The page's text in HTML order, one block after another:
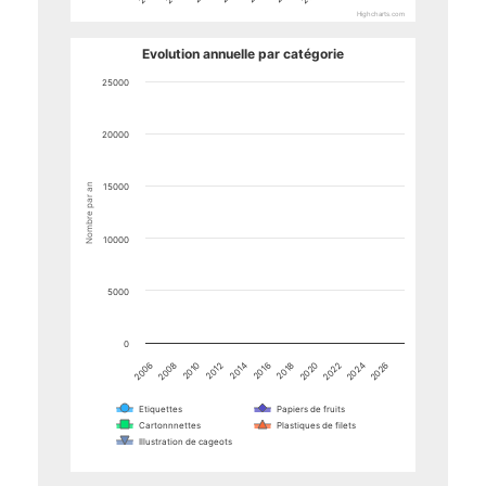
Highcharts.com
Nombre par an
Evolution annuelle par catégorie
Etiquettes
Papiers de fruits
Cartonnnettes
Plastiques de filets
Illustration de cageots
2006 2008 2010 2012 2014 2016 2018 2020 2022 2024 2026
0
5000
10000
15000
20000
25000